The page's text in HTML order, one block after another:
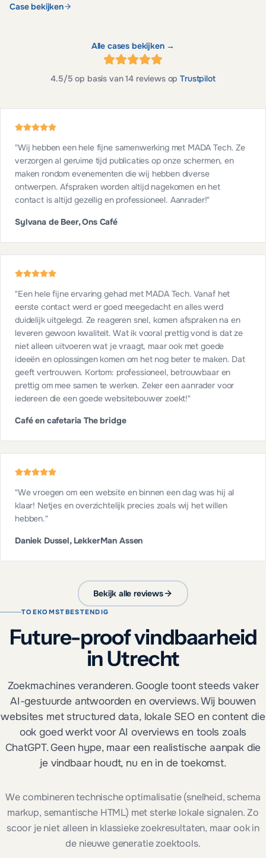
Case bekijken
Alle cases bekijken →
4.5/5 op basis van14 reviews op Trustpilot
"Wij hebben een hele fijne samenwerking met MADA Tech. Ze
verzorgen al geruime tijd publicaties op onze schermen, en
maken rondom evenementen die wij hebben diverse
ontwerpen. Afspraken worden altijd nagekomen en het
contact is altijd gezellig en professioneel. Aanrader!"
Sylvana de Beer, Ons Café
"Een hele fijne ervaring gehad met MADA Tech. Vanaf het
eerste contact werd er goed meegedacht en alles werd
duidelijk uitgelegd. Ze reageren snel, komen afspraken na en
leveren gewoon kwaliteit. Wat ik vooral prettig vond is dat ze
niet alleen uitvoeren wat je vraagt, maar ook met goede
ideeën en oplossingen komen om het nog beter te maken. Dat
geeft vertrouwen. Kortom: professioneel, betrouwbaar en
prettig om mee samen te werken. Zeker een aanrader voor
iedereen die een goede websitebouwer zoekt!"
Café en cafetaria The bridge
"We vroegen om een website en binnen een dag was hij al
klaar! Netjes en overzichtelijk precies zoals wij het willen
hebben."
Daniek Dussel, LekkerMan Assen
Bekijk alle reviews
TOEKOMSTBESTENDIG
Future-proof vindbaarheid
in Utrecht
Zoekmachines veranderen. Google toont steeds vaker
AI-gestuurde antwoorden en overviews. Wij bouwen
websites met structured data, lokale SEO en content die
ook goed werkt voor AI overviews en tools zoals
ChatGPT. Geen hype, maar een realistische aanpak die
je vindbaar houdt, nu en in de toekomst.
We combineren technische optimalisatie (snelheid, schema
markup, semantische HTML) met sterke lokale signalen. Zo
scoor je niet alleen in klassieke zoekresultaten, maar ook in
de nieuwe generatie zoektools.